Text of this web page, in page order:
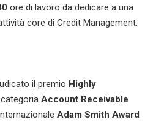
ore di lavoro da dedicare a una
core di Credit Management.
il premio Highly
Account Receivable
Adam Smith Award